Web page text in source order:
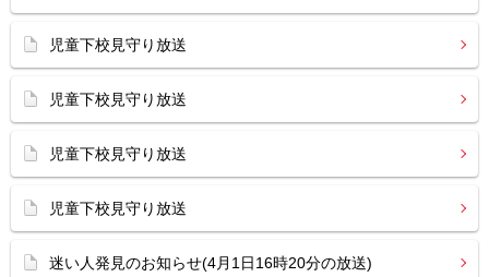
児童下校見守り放送
児童下校見守り放送
児童下校見守り放送
児童下校見守り放送
迷い人発見のお知らせ(4月1日16時20分の放送)